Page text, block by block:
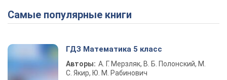
Самые популярные книги
ГДЗ Математика 5 класс
Авторы: А. Г. Мерзляк, В. Б. Полонский, М.
С. Якир, Ю. М. Рабинович